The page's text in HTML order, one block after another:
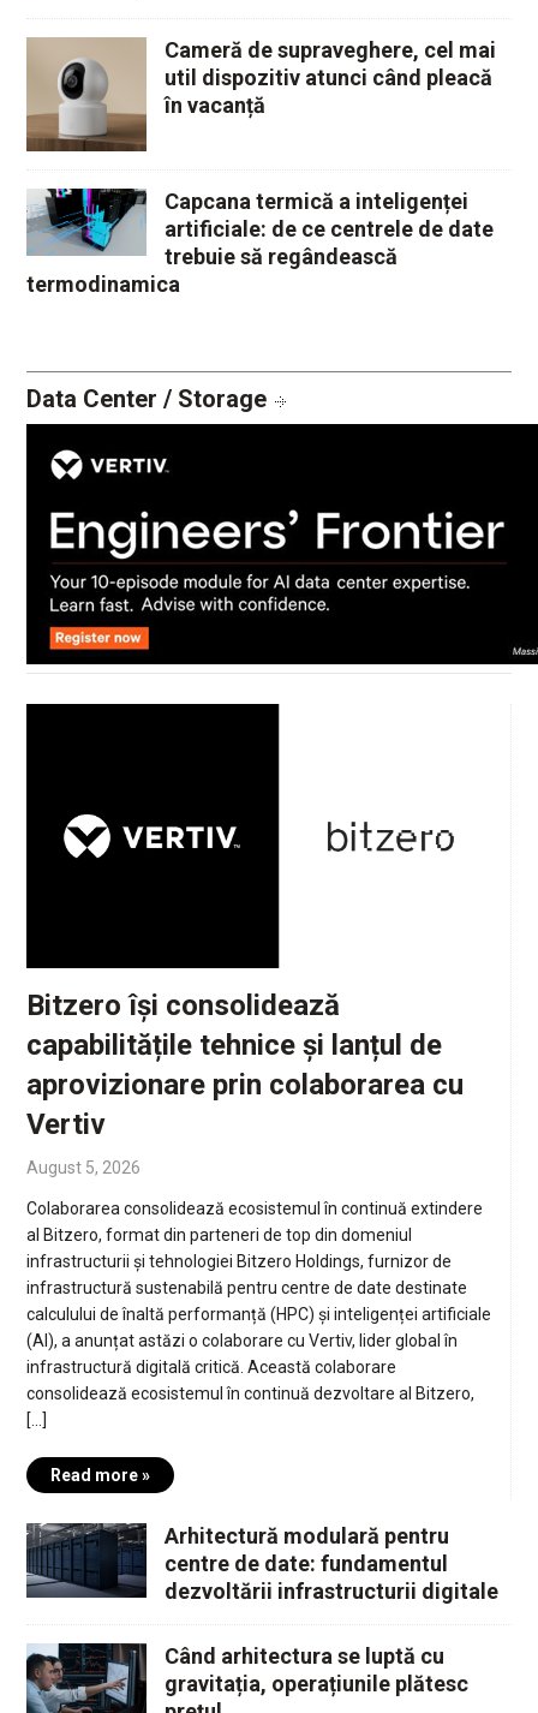
Cameră de supraveghere, cel mai
util dispozitiv atunci când pleacă
în vacanță
Capcana termică a inteligenței
artificiale: de ce centrele de date
trebuie să regândească
termodinamica
Data Center / Storage
Bitzero își consolidează
capabilitățile tehnice și lanțul de
aprovizionare prin colaborarea cu
Vertiv
August 5, 2026
Colaborarea consolidează ecosistemul în continuă extindere
al Bitzero, format din parteneri de top din domeniul
infrastructurii și tehnologiei Bitzero Holdings, furnizor de
infrastructură sustenabilă pentru centre de date destinate
calculului de înaltă performanță (HPC) și inteligenței artificiale
(AI), a anunțat astăzi o colaborare cu Vertiv, lider global în
infrastructură digitală critică. Această colaborare
consolidează ecosistemul în continuă dezvoltare al Bitzero,
[…]
Read more »
Arhitectură modulară pentru
centre de date: fundamentul
dezvoltării infrastructurii digitale
Când arhitectura se luptă cu
gravitația, operațiunile plătesc
prețul